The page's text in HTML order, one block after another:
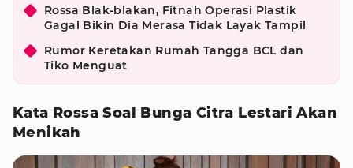
Rossa Blak-blakan, Fitnah Operasi Plastik
Gagal Bikin Dia Merasa Tidak Layak Tampil
Rumor Keretakan Rumah Tangga BCL dan
Tiko Menguat
Kata Rossa Soal Bunga Citra Lestari Akan
Menikah